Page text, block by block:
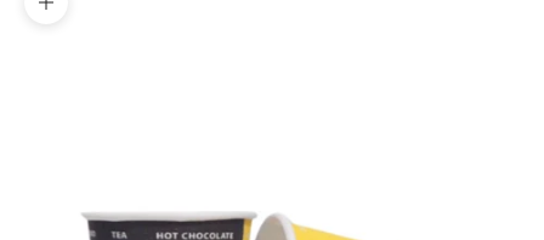
Zoom picture